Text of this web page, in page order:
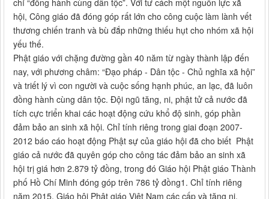
hội, Công giáo đã đóng góp rất lớn cho công cuộc làm lành vết
thương chiến tranh và bù đắp những thiếu hụt cho nhóm xã hội
yếu thế.
Phật giáo với chặng đường gần 40 năm từ ngày thành lập đến
nay, với phương châm: “Đạo pháp - Dân tộc - Chủ nghĩa xã hội”
và triết lý vì con người và cuộc sống hạnh phúc, an lạc, đã luôn
đồng hành cùng dân tộc. Đội ngũ tăng, ni, phật tử cả nước đã
tích cực triển khai các hoạt động cứu khổ độ sinh, góp phần
đảm bảo an sinh xã hội. Chỉ tính riêng trong giai đoạn 2007-
2012 báo cáo hoạt động Phật sự của giáo hội đã cho biết Phật
giáo cả nước đã quyên góp cho công tác đảm bảo an sinh xã
hội trị giá hơn 2.879 tỷ đồng, trong đó Giáo hội Phật giáo Thành
phố Hồ Chí Minh đóng góp trên 786 tỷ đồng1. Chỉ tính riêng
năm 2015, Giáo hội Phật giáo Việt Nam các cấp và tăng ni,